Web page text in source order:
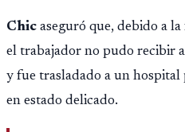
Chic aseguró que, debido a
el trabajador no pudo recibir
y fue trasladado a un
en estado delicado.